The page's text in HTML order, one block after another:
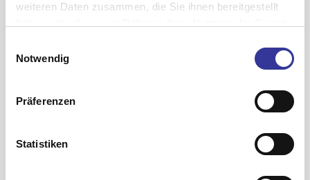
weiteren Daten zusammen, die Sie ihnen bereitgestellt
Datenschutzerklärung
Notwendig
Präferenzen
Statistiken